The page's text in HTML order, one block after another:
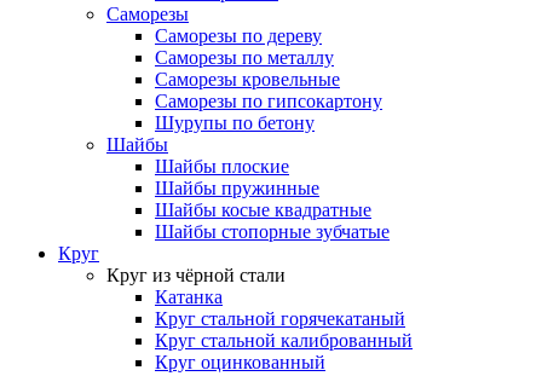
Саморезы
Саморезы по дереву
Саморезы по металлу
Саморезы кровельные
Саморезы по гипсокартону
Шурупы по бетону
Шайбы
Шайбы плоские
Шайбы пружинные
Шайбы косые квадратные
Шайбы стопорные зубчатые
Круг
Круг из чёрной стали
Катанка
Круг стальной горячекатаный
Круг стальной калиброванный
Круг оцинкованный